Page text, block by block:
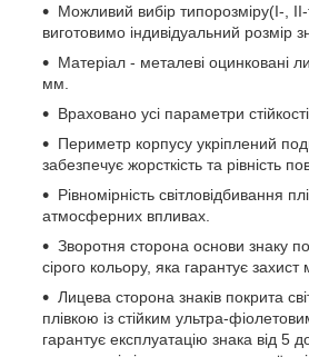
Можливий вибір типорозміру(І-,
виготовимо індивідуальний розмір
Матеріал - металеві оцинковані
мм.
Враховано усі параметри стійкості.
Периметр корпусу укріплений
забезпечує жорсткість та рівність
Рівномірність світловідбивання
атмосферних впливах.
Зворотня сторона основи знаку
сірого кольору, яка гарантує захист
Лицева сторона знаків покрита
плівкою із стійким ультра-
гарантує експлуатацію знака від 5